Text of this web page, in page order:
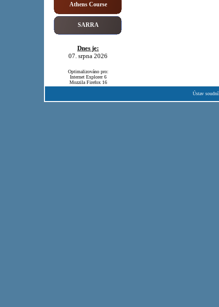
Athens Course
SARRA
Dnes je:
07. srpna 2026
Optimalizováno pro:
Internet Explorer 6
Mozzila Firefox 16
Ústav